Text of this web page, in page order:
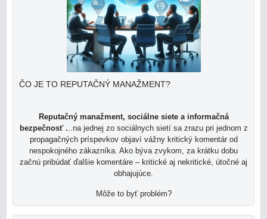
ČO JE TO REPUTAČNÝ MANAŽMENT?
Reputačný manažment, sociálne siete a informačná
bezpečnosť ...na jednej zo sociálnych sietí sa zrazu pri jednom z
propagačných príspevkov objaví vážny kritický komentár od
nespokojného zákazníka. Ako býva zvykom, za krátku dobu
začnú pribúdať ďalšie komentáre – kritické aj nekritické, útočné aj
obhajujúce.
Môže to byť problém?